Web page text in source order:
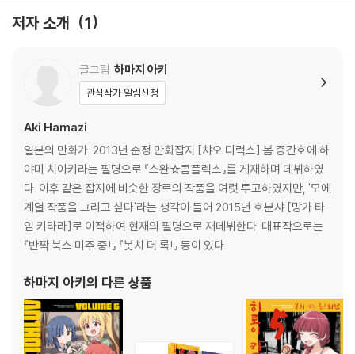
저자 소개 1
글그림 하마지 아키
관심작가 알림신청
Aki Hamazi
일본의 만화가. 2013년 순정 만화잡지 [챠오 디럭스] 봄 증간호에 하
야미 치아키라는 필명으로 『스완☆콤플렉스』를 게재하며 데뷔하였
다. 이후 같은 잡지에 비슷한 장르의 작품을 여럿 투고하였지만, '모에
계열 작품을 그리고 싶다'라는 생각이 들어 2015년 호분샤 [망가 타
임 키라라]로 이적하여 현재의 필명으로 재데뷔한다. 대표작으로는
『반짝 북스 미주 중!』 『봇치 더 록!』 등이 있다.
하마지 아키 의 다른 상품